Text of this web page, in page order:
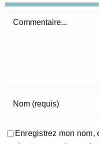
Commentaire
Enregistrez mon nom,